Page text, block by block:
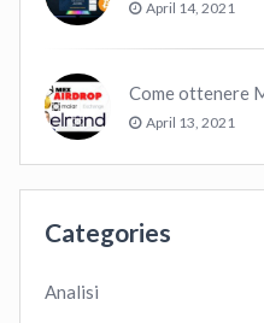
April 14, 2021
April 13, 2021
Categories
Analisi